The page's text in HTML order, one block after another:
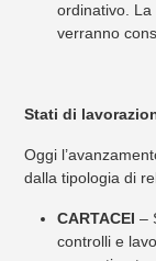
ordinativo.
verranno
Stati di
Oggi
dalla tipologia di
CARTACEI–
controlli e